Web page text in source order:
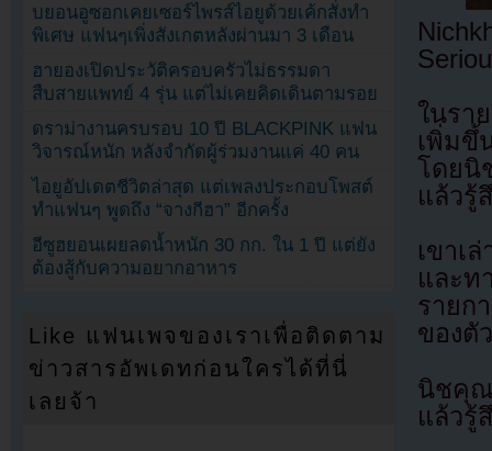
ในรา
เพิ่มขึ้
โดยนิ
แล้วรู้
เขาเ
และท
รายก
ของตั
นิชคุณ
แล้วรู้
บยอนอูซอกเคยเซอร์ไพรส์ไอยูด้วยเค้กสั่งทำ
พิเศษ แฟนๆเพิ่งสังเกตหลังผ่านมา 3 เดือน
ฮายองเปิดประวัติครอบครัวไม่ธรรมดา
สืบสายแพทย์ 4 รุ่น แต่ไม่เคยคิดเดินตามรอย
ดราม่างานครบรอบ 10 ปี BLACKPINK แฟน
วิจารณ์หนัก หลังจำกัดผู้ร่วมงานแค่ 40 คน
ไอยูอัปเดตชีวิตล่าสุด แต่เพลงประกอบโพสต์
ทำแฟนๆ พูดถึง “จางกีฮา” อีกครั้ง
อีซูฮยอนเผยลดน้ำหนัก 30 กก. ใน 1 ปี แต่ยัง
ต้องสู้กับความอยากอาหาร
Like แฟนเพจของเราเพื่อติดตาม
ข่าวสารอัพเดทก่อนใครได้ที่นี่
เลยจ้า